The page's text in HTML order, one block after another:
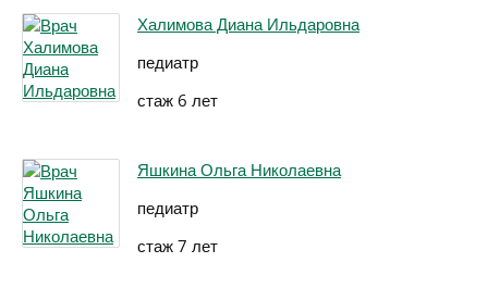
Халимова Диана Ильдаровна
педиатр
стаж 6 лет
Яшкина Ольга Николаевна
педиатр
стаж 7 лет